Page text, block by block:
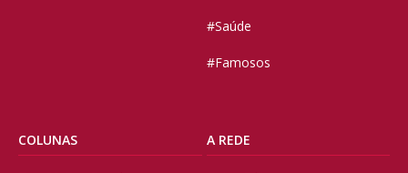
#Saúde
#Famosos
COLUNAS A REDE